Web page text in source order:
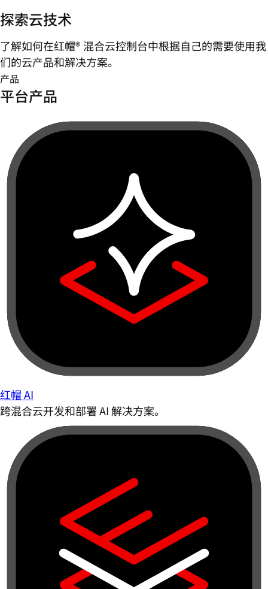
探索云技术
了解如何在红帽® 混合云控制台中根据自己的需要使用我
们的云产品和解决方案。
产品
平台产品
红帽 AI
跨混合云开发和部署 AI 解决方案。